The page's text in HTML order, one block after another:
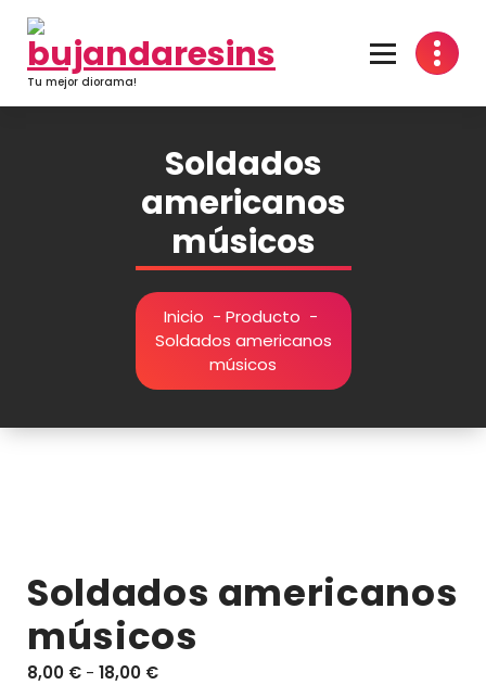
contenido
Tu mejor diorama!
Soldados
americanos
músicos
Inicio - Producto -
Soldados americanos
músicos
Soldados americanos
músicos
8,00 € - 18,00 €R